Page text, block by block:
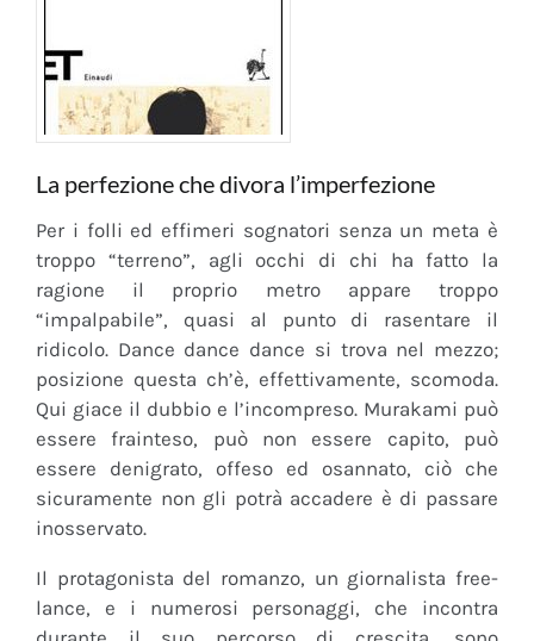
La perfezione che divora l’imperfezione
Per i folli ed effimeri sognatori senza un meta è
troppo “terreno”, agli occhi di chi ha fatto la
ragione il proprio metro appare troppo
“impalpabile”, quasi al punto di rasentare il
ridicolo. Dance dance dance si trova nel mezzo;
posizione questa ch’è, effettivamente, scomoda.
Qui giace il dubbio e l’incompreso. Murakami può
essere frainteso, può non essere capito, può
essere denigrato, offeso ed osannato, ciò che
sicuramente non gli potrà accadere è di passare
inosservato.
Il protagonista del romanzo, un giornalista free-
lance, e i numerosi personaggi, che incontra